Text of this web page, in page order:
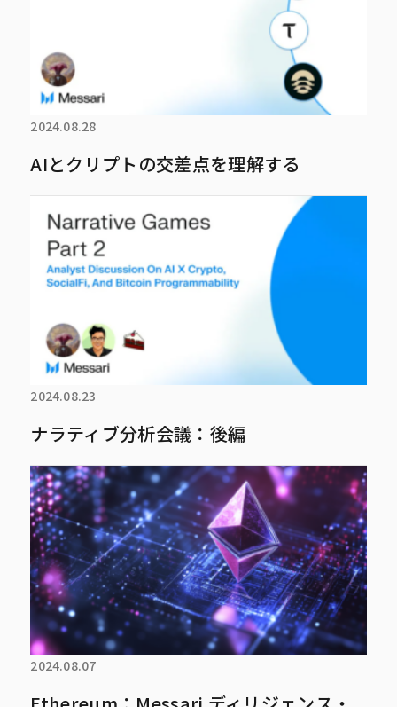
2024.08.28
AIとクリプトの交差点を理解する
2024.08.23
ナラティブ分析会議：後編
2024.08.07